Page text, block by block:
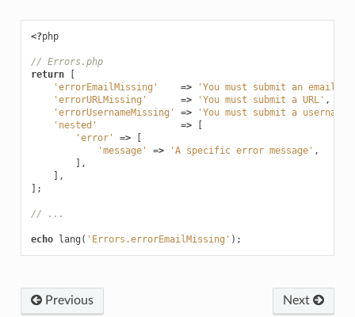
<?php
// Errors.php
return
[
'errorEmailMissing'
=>
'You must submit an email
'errorURLMissing'
=> 'You must submit a URL' ,
'errorUsernameMissing'
=> 'You must submit a username'
'nested'
=>
[
'error'
=>
[
'message'
=> 'A specific error message' ,
],
],
];
// ...
echo lang ( 'Errors.errorEmailMissing' );
Previous Next